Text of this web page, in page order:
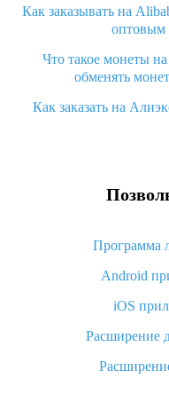
Как заказывать на
оптовым
Что такое монеты
обменять
Как заказать на
Что значит статус
Что делать, если
Как узнать, куда
Вы отменили заказ на
Что такое баллы на
«AliExpress Standard
как
Программа
Android
iOS
Расширение